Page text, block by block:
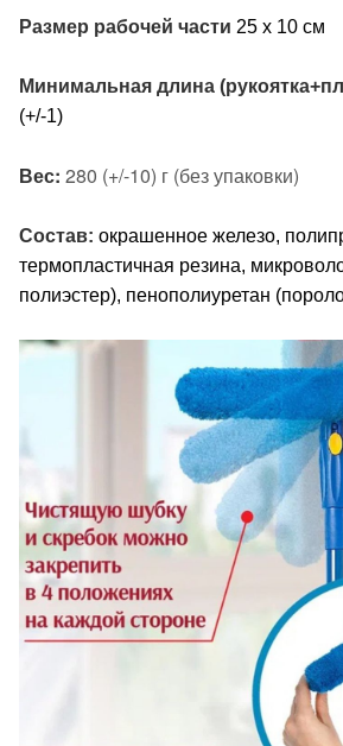
Размер рабочей части 25 х 10 см
Минимальная длина
(+/-1)
Вес: 280 (+/-10) г (без упаковки)
Состав: окрашенное железо,
термопластичная резина,
полиэстер), пенополиуретан